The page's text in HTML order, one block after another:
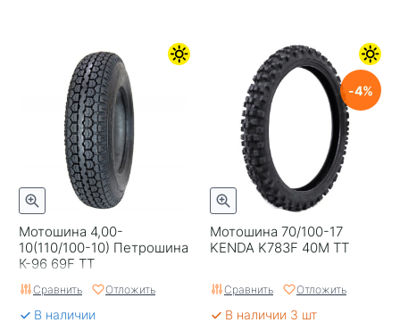
Мотошина 4,00-
10(110/100-10) Петрошина
К-96 69F TT
Сравнить Отложить
В наличии
Мотошина 70/100-17
KENDA K783F 40M TT
4
Сравнить Отложить
В наличии 3 шт